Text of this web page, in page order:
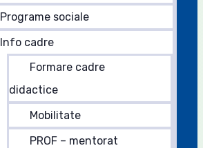
Programe sociale
Info cadre
Formare cadre
didactice
Mobilitate
PROF – mentorat